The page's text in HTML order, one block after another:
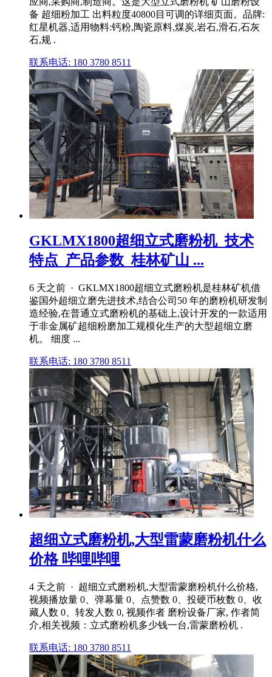
备 超细粉加工 出料粒度40800目可调的详细页面。品牌:
红星机器,适用物料:钙粉,陶瓷原料,煤炭,岩石,滑石,石灰
石,规 .
联系电话: 180 3780 8511
GKLMX1800超细立式磨粉机_技术
特点_产品参数_桂林矿山 ...
6 天之前 · GKLMX1800超细立式磨粉机是桂林矿机借
鉴国外超细立磨先进技术,结合公司50 年的磨粉机研发制
造经验,在普通立式磨粉机的基础上,设计开发的一款适用
于非金属矿超细粉磨加工规模化生产的大型超细立磨
机。 细度 ...
联系电话: 180 3780 8511
超细立式磨粉机,大型雷蒙磨粉机什么
价格 哔哩哔哩
4 天之前 · 超细立式磨粉机,大型雷蒙磨粉机什么价格,
视频播放量 0、弹幕量 0、点赞数 0、投硬币枚数 0、收
藏人数 0、转发人数 0, 视频作者 磨粉设备厂家, 作者简
介,相关视频：立式磨粉机多少钱一台,雷蒙磨粉机 .
联系电话: 180 3780 8511